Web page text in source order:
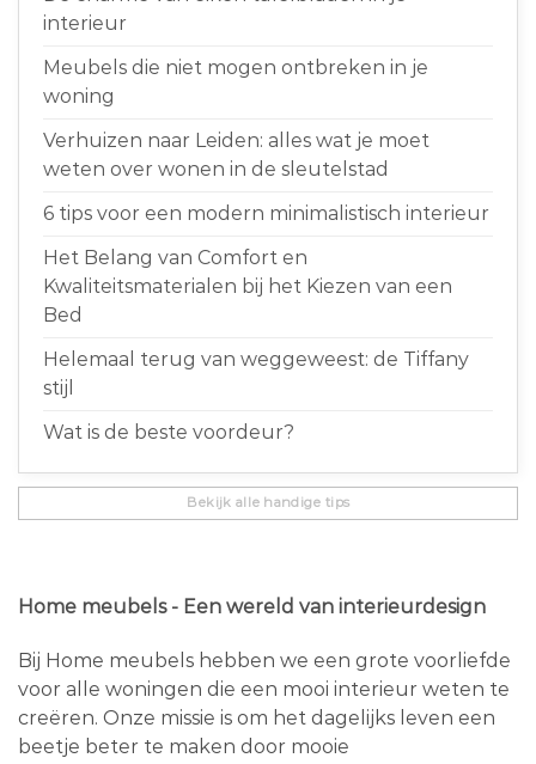
interieur
Meubels die niet mogen ontbreken in je
woning
Verhuizen naar Leiden: alles wat je moet
weten over wonen in de sleutelstad
6 tips voor een modern minimalistisch interieur
Het Belang van Comfort en
Kwaliteitsmaterialen bij het Kiezen van een
Bed
Helemaal terug van weggeweest: de Tiffany
stijl
Wat is de beste voordeur?
Bekijk alle handige tips
Home meubels - Een wereld van interieurdesign
Bij Home meubels hebben we een grote voorliefde
voor alle woningen die een mooi interieur weten te
creëren. Onze missie is om het dagelijks leven een
beetje beter te maken door mooie